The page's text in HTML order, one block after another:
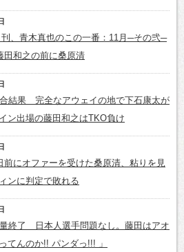
刊、青木真也のこの一番：11月─その弐─
田和之の前に桑原清
合結果 完全なアウェイの地で下石康太が
ン出場の藤田和之はTKO負け
前にオファーを受けた桑原清、粘りを見
ンに判定で敗れる
量終了 日本人選手問題なし。藤田はアオ
てんのか!! パンダっ!!! 」